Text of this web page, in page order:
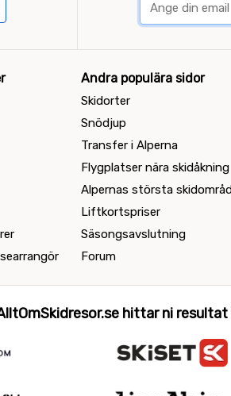
Andra populära sidor
Skidorter
Snödjup
Transfer i Alperna
Flygplatser nära skidåkning
Alpernas största
Liftkortspriser
Säsongsavslutning
Forum
hittar ni resultat